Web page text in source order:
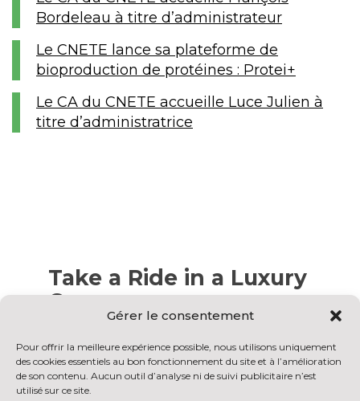
Gérer le consentement
Pour offrir la meilleure expérience possible, nous utilisons uniquement
des cookies essentiels au bon fonctionnement du site et à l’amélioration
de son contenu. Aucun outil d’analyse ni de suivi publicitaire n’est
utilisé sur ce site.
Bordeleau à titre d’administrateur
Le CNETE lance sa plateforme de
bioproduction de protéines : Protei+
Le CA du CNETE accueille Luce Julien à
titre d’administratrice
Take a Ride in a Luxury
Car
option congue nihil imperdiet doming id
quod mazim placerat facer possim assum.
Lorem ipsum dolor sit amet, consectetuer